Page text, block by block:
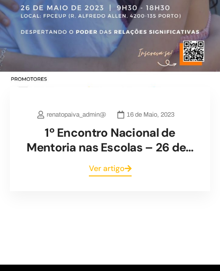
renatopaiva_admin@ 16 de Maio, 2023
1º Encontro Nacional de
Mentoria nas Escolas – 26 de…
Ver artigo